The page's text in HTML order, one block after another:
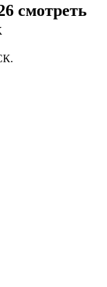
смотреть